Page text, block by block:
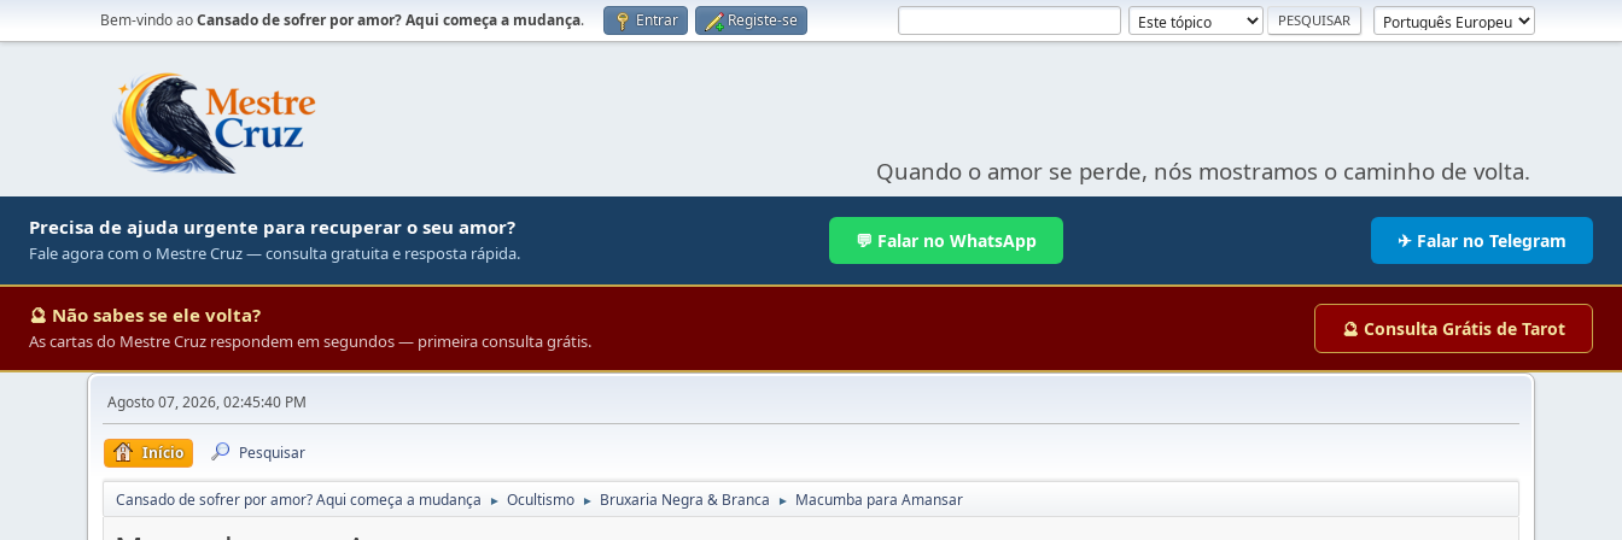
Bem-vindo aoCansado de sofrer por amor? Aqui começa a mudança. Entrar Registe-se
Quando o amor se perde, nós mostramos o caminho de volta.
Precisa de ajuda urgente para recuperar o seu amor?
Fale agora com o Mestre Cruz — consulta gratuita e resposta rápida.
💬 Falar no WhatsApp ✈ Falar no Telegram
🔮 Não sabes se ele volta?
As cartas do Mestre Cruz respondem em segundos — primeira consulta grátis.
🔮 Consulta Grátis de Tarot
Agosto 07, 2026, 02:45:40 PM
Início Pesquisar
Cansado de sofrer por amor? Aqui começa a mudança ► Ocultismo ► Bruxaria Negra & Branca ► Macumba para Amansar